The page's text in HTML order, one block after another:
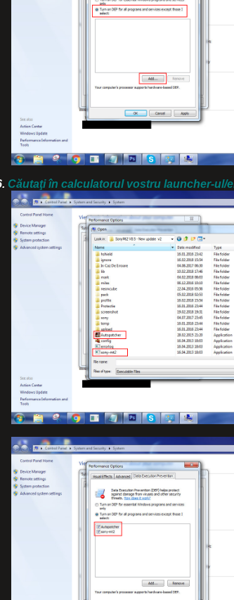
Căutaţi în calculatorul vostru launcher-ul/